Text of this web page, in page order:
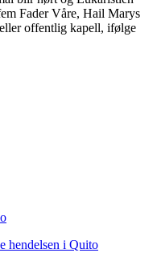
Fader Våre, Hail Marys
offentlig kapell, ifølge
hendelsen i Quito